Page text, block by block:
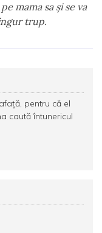
mama sa şi se va
trup.
pentru că el
caută întunericul